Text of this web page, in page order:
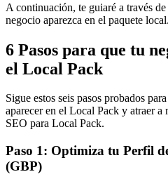
A continuación, te guiaré a través
negocio aparezca en el paquete local.
6 Pasos para que tu
el Local Pack
Sigue estos seis pasos probados
aparecer en el Local Pack y atraer a
SEO para Local Pack.
Paso 1: Optimiza tu Perfil
(GBP)